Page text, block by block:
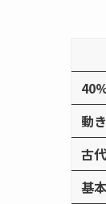
動
古
基